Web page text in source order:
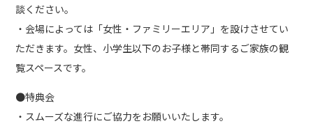
談ください。
・会場によっては「女性・ファミリーエリア」を設けさせてい
ただきます。女性、小学生以下のお子様と帯同するご家族の観
覧スペースです。
●特典会
・スムーズな進行にご協力をお願いいたします。